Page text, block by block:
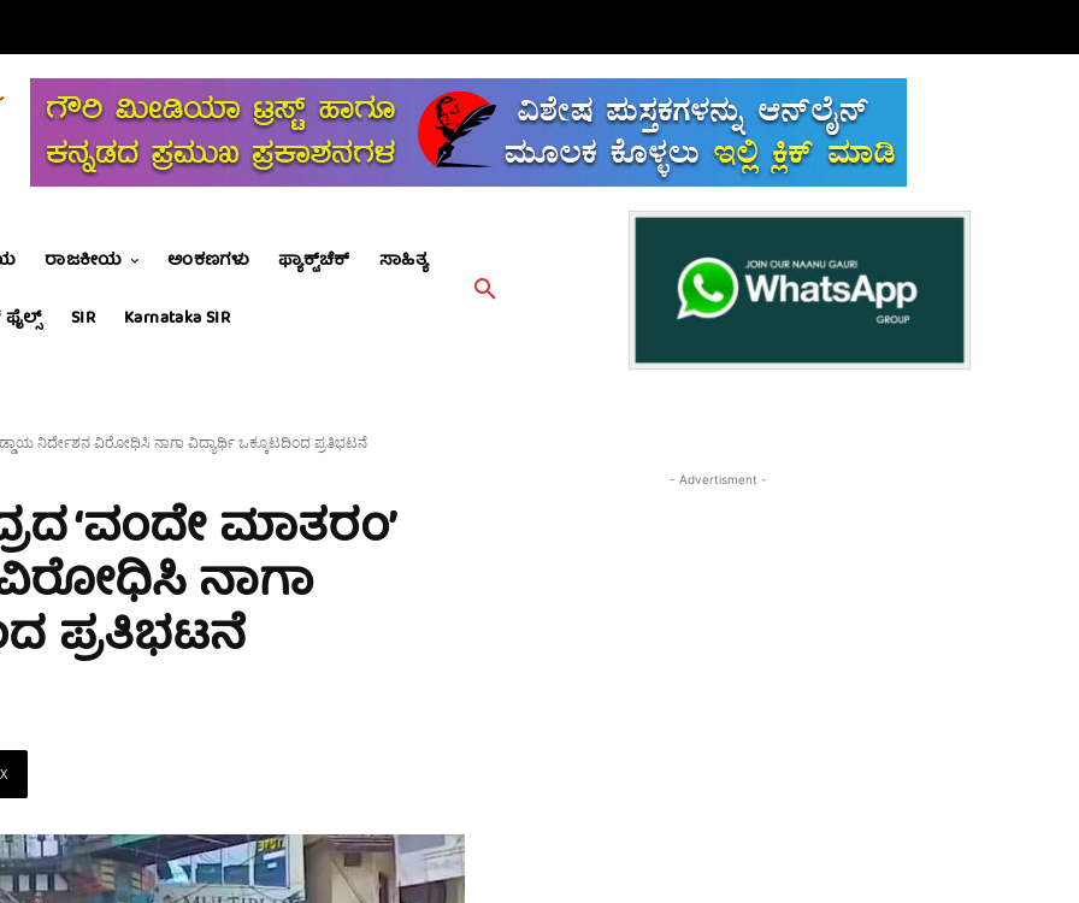
ರಾಜಕೀಯ ಅಂಕಣಗಳು ಫ್ಯಾಕ್ಟ್‌ಚೆಕ್
ಸಾಹಿತ್ಯ
SIR Karnataka SIR
ನಿರ್ದೇಶನ ವಿರೋಧಿಸಿ ನಾಗಾ ವಿದ್ಯಾರ್ಥಿ ಒಕ್ಕೂಟದಿಂದ ಪ್ರತಿಭಟನೆ
‘ವಂದೇ ಮಾತರಂ’
ನಾಗಾ
ಪ್ರತಿಭಟನೆ
X
- Advertisment -